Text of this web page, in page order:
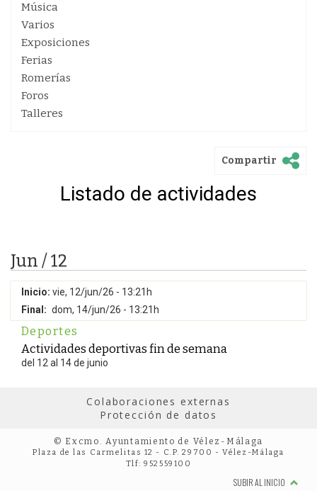
Música
Varios
Exposiciones
Ferias
Romerías
Foros
Talleres
Compartir
Listado de actividades
Jun / 12
Inicio: vie, 12/jun/26 - 13:21h
Final: dom, 14/jun/26 - 13:21h
Deportes
Actividades deportivas fin de semana
del 12 al 14 de junio
Colaboraciones externas
Protección de datos
© Excmo. Ayuntamiento de Vélez-Málaga
Plaza de las Carmelitas 12 - C.P. 29700 - Vélez-Málaga
Tlf: 952559100
SUBIR AL INICIO